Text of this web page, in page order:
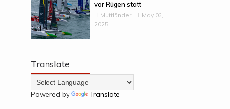
vor Rügen statt
Muttländer
May 02,
2025
Translate
Powered by Translate